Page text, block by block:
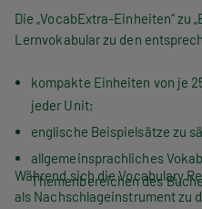
Die „VocabExtra-Einheiten“ zu
Lernvokabular zu den
kompakte Einheiten von je
jeder Unit;
englische Beispielsätze zu
allgemeinsprachliches
Themenbereichen des
Während sich dieVocabulary
als Nachschlageinstrument zu